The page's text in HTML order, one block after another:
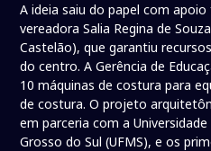
A ideia saiu do papel com
vereadora Salia Regina de
Castelão), que garantiu
do centro. A Gerência de
10 máquinas de costura para
de costura. O projeto
em parceria com a
Grosso do Sul (UFMS), e os